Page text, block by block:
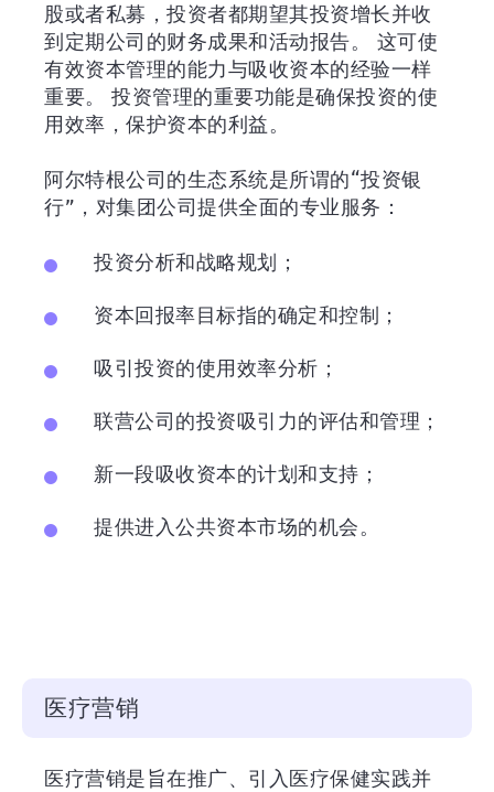
股或者私募，投资者都期望其投资增长并收
到定期公司的财务成果和活动报告。 这可使
有效资本管理的能力与吸收资本的经验一样
重要。 投资管理的重要功能是确保投资的使
用效率，保护资本的利益。
阿尔特根公司的生态系统是所谓的“投资银
行”，对集团公司提供全面的专业服务：
投资分析和战略规划；
资本回报率目标指的确定和控制；
吸引投资的使用效率分析；
联营公司的投资吸引力的评估和管理；
新一段吸收资本的计划和支持；
提供进入公共资本市场的机会。
医疗营销
医疗营销是旨在推广、引入医疗保健实践并